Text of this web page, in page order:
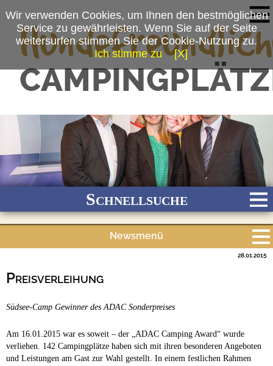
(c) ADAC CampingführerSchnellsuche
Newsmenü
Campingplätze
Camping & Caravan
Touristik
Preisverleihung
28.01.2015
Südsee-Camp Gewinner des ADAC Sonderpreises
Am 16.01.2015 war es soweit – der „ADAC Camping Award“ wurde
verliehen. 142 Campingplätze haben sich mit ihren besonderen Angeboten
und Leistungen am Gast zur Wahl gestellt. In einem festlichen Rahmen
Wir verwenden Cookies, um Ihnen den bestmöglichen
Service zu gewährleisten. Wenn Sie auf der Seite
weitersurfen stimmen Sie der Cookie-Nutzung zu.
Ich stimme zu
[X]